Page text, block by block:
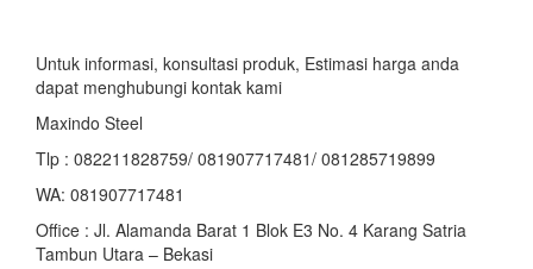
Untuk informasi, konsultasi produk, Estimasi harga anda
dapat menghubungi kontak kami
Maxindo Steel
Tlp : 082211828759/ 081907717481/ 081285719899
WA: 081907717481
Office : Jl. Alamanda Barat 1 Blok E3 No. 4 Karang Satria
Tambun Utara – Bekasi